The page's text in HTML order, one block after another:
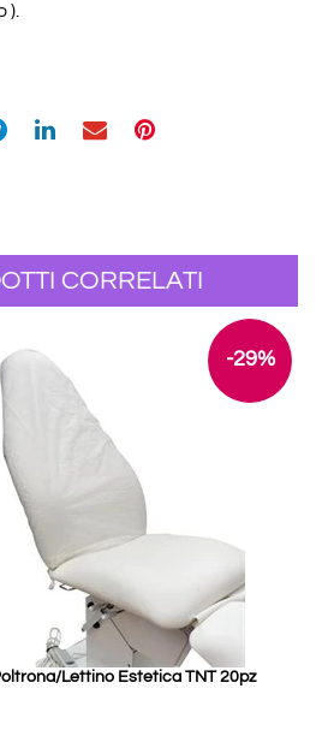
).
CORRELATI
-29%
Lettino Estetica TNT 20pz